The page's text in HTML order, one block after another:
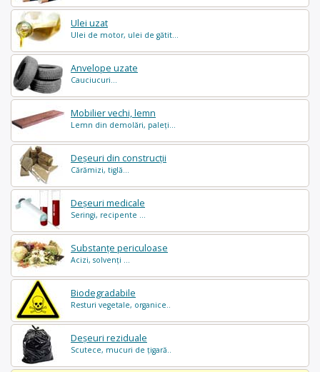
Ulei uzat
Ulei de motor, ulei de gătit...
Anvelope uzate
Cauciucuri...
Mobilier vechi, lemn
Lemn din demolări, paleți...
Deșeuri din construcții
Cărămizi, tiglă...
Deșeuri medicale
Seringi, recipente ...
Substanțe periculoase
Acizi, solvenți ...
Biodegradabile
Resturi vegetale, organice..
Deșeuri reziduale
Scutece, mucuri de țigară..